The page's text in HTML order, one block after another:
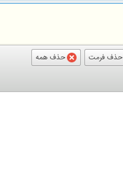
حذف فرمت
حذف همه